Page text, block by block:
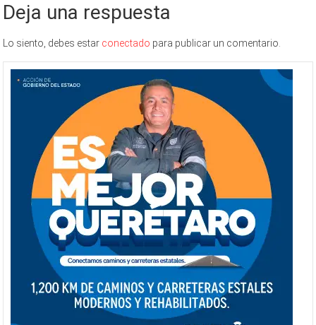
Deja una respuesta
Lo siento, debes estar conectado para publicar un comentario.